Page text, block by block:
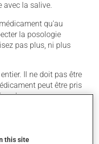
avec la salive.
qu'au
la posologie
pas plus, ni plus
Il ne doit pas être
peut être pris
aux repas ou aux
this site